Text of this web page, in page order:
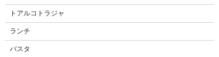
トアルコトラジャ
ランチ
パスタ